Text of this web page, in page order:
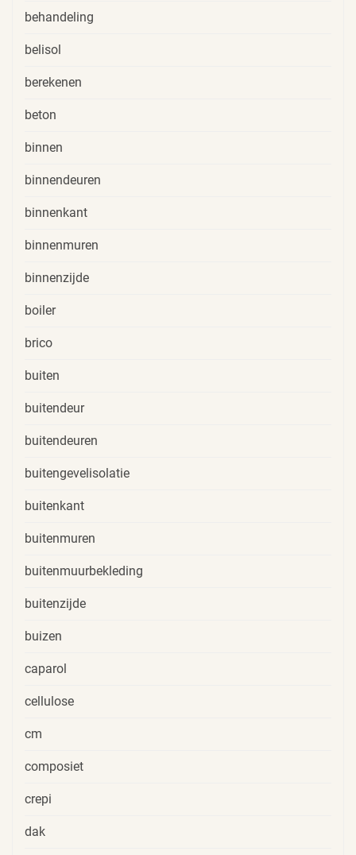
behandeling
belisol
berekenen
beton
binnen
binnendeuren
binnenkant
binnenmuren
binnenzijde
boiler
brico
buiten
buitendeur
buitendeuren
buitengevelisolatie
buitenkant
buitenmuren
buitenmuurbekleding
buitenzijde
buizen
caparol
cellulose
cm
composiet
crepi
dak